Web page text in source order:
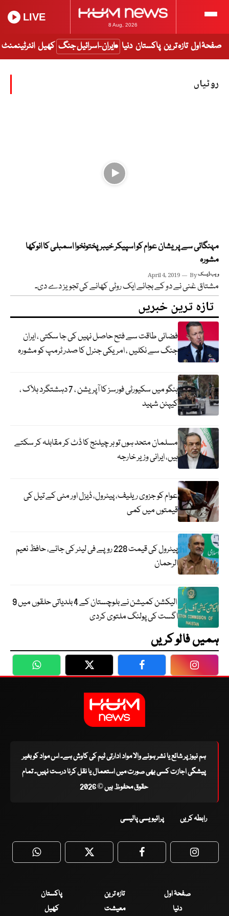
8 Aug, 2026
LIVE
صفحۂ اول تازہ ترین پاکستان دنیا ایران-اسرائیل جنگ کھیل انٹرٹینمنٹ
روٹیاں
مہنگائی سے پریشان عوام کو اسپیکر خیبرپختونخوا اسمبلی کا انوکھا
مشورہ
April 4, 2019 Byویب ڈیسک
مشتاق غنی نے دو کے بجائے ایک روٹی کھانے کی تجویز دے دی۔
تازہ ترین خبریں
فضائی طاقت سے فتح حاصل نہیں کی جا سکتی ، ایران
جنگ سے نکلیں ، امریکی جنرل کا صدر ٹرمپ کو مشورہ
ہنگو میں سکیورٹی فورسز کا آپریشن ، 7 دہشتگرد ہلاک ،
کیپٹن شہید
مسلمان متحد ہوں تو ہر چیلنج کا ڈٹ کر مقابلہ کر سکتے
ہیں، ایرانی وزیر خارجہ
عوام کو جزوی ریلیف، پیٹرول، ڈیزل اور مٹی کے تیل کی
قیمتوں میں کمی
پیٹرول کی قیمت 228 روپے فی لیٹر کی جائے، حافظ نعیم
الرحمان
الیکشن کمیشن نے بلوچستان کے 4 بلدیاتی حلقوں میں 9
اگست کی پولنگ ملتوی کردی
ہمیں فالو کریں
WhatsApp Twitter Facebook
ہم نیوز پر شائع یا نشر ہونے والا مواد ادارتی ٹیم کی کاوش ہے۔ اس مواد کو بغیر
پیشگی اجازت کسی بھی صورت میں استعمال یا نقل کرنا درست نہیں۔ تمام
حقوق محفوظ ہیں © 2026
رابطہ کریں پرائیویسی پالیسی
WhatsApp Twitter Facebook
صفحۂ اول تازہ ترین
پاکستان
دنیا
معیشت کھیل